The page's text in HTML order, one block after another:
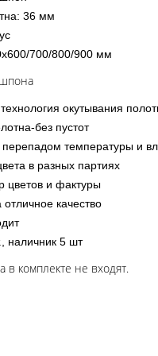
36 мм
700/800/900 мм
окутывания
без пустот
перепадом температуры и
в разных партиях
цветов и фактуры
качество
наличник 5 шт
в комплекте не входят.